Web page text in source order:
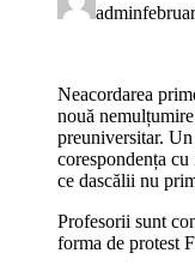
admin
Neacordarea
nouă
preuniversitar.
corespondența
ce dascălii nu
Profesorii sunt
forma de protest